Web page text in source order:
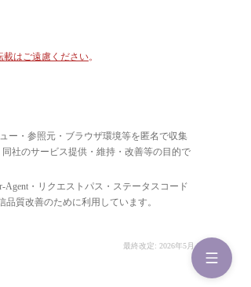
載はご遠慮ください。
ー・参照元・ブラウザ環境等を匿名で収集
社のサービス提供・維持・改善等の目的で
Agent・リクエストパス・ステータスコード
質改善のために利用しています。
最終改定: 2026年5月